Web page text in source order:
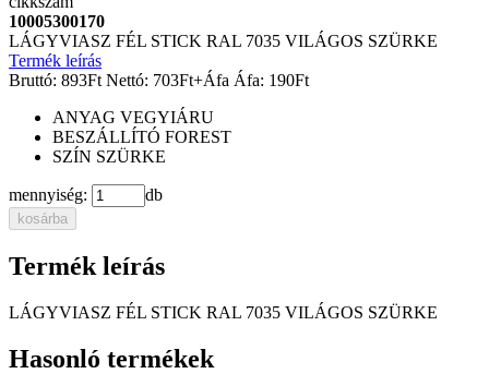
10005300170
LÁGYVIASZ FÉL STICK RAL 7035 VILÁGOS SZÜRKE
Termék leírás
Bruttó: 893Ft Nettó: 703Ft+Áfa Áfa: 190Ft
ANYAG VEGYIÁRU
BESZÁLLÍTÓ FOREST
SZÍN SZÜRKE
mennyiség: db
kosárba
Termék leírás
LÁGYVIASZ FÉL STICK RAL 7035 VILÁGOS SZÜRKE
Hasonló termékek